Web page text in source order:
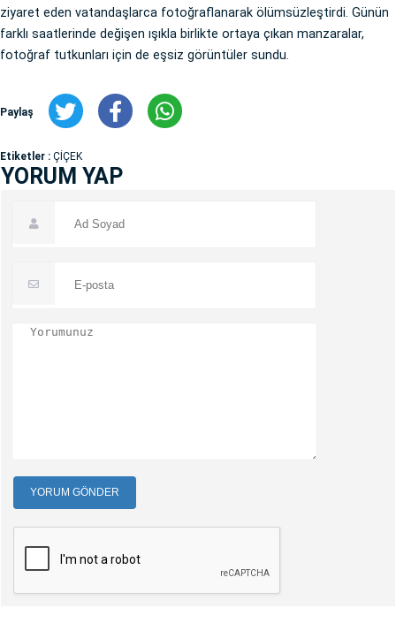
ziyaret eden vatandaşlarca fotoğraflanarak ölümsüzleştirdi. Günün
farklı saatlerinde değişen ışıkla birlikte ortaya çıkan manzaralar,
fotoğraf tutkunları için de eşsiz görüntüler sundu.
Paylaş
Etiketler : ÇİÇEK
YORUM YAP
YORUM GÖNDER